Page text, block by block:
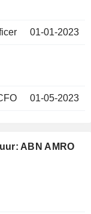
01-01-2023
01-05-2023
ABN AMRO